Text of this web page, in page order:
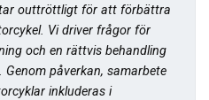
outtröttligt för att förbättra
Vi driver frågor för
och en rättvis behandling
påverkan, samarbete
inkluderas i